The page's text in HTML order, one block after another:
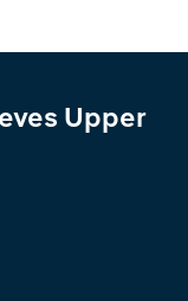
Upper